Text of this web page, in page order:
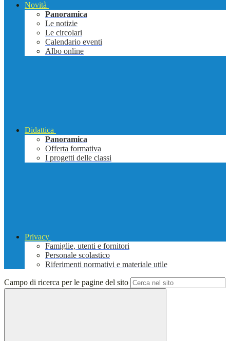
Novità
Panoramica
Le notizie
Le circolari
Calendario eventi
Albo online
Didattica
Panoramica
Offerta formativa
I progetti delle classi
Privacy
Famiglie, utenti e fornitori
Personale scolastico
Riferimenti normativi e materiale utile
Campo di ricerca per le pagine del sito